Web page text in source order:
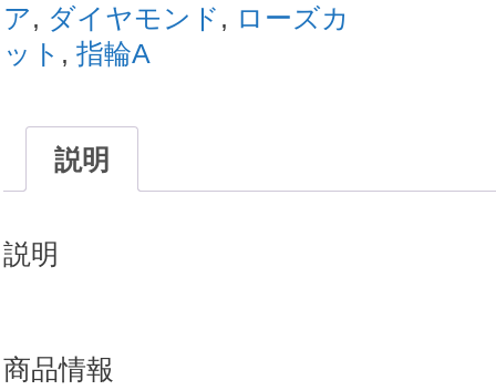
ア, ダイヤモンド , ローズカ
ット , 指輪A
説明
説明
商品情報